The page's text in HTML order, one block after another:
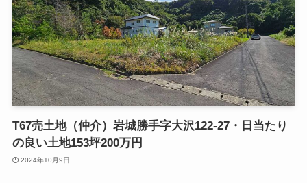
T67売土地（仲介）岩城勝手字大沢122-27・日当たり
の良い土地153坪200万円
2024年10月9日